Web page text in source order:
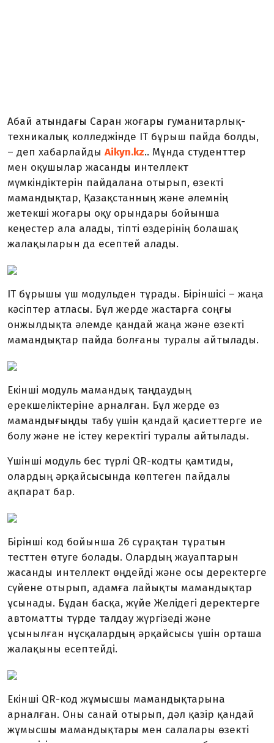
Абай атындағы Саран жоғары гуманитарлық-
техникалық колледжінде IT бұрыш пайда болды,
– деп хабарлайды Aikyn.kz.. Мұнда студенттер
мен оқушылар жасанды интеллект
мүмкіндіктерін пайдалана отырып, өзекті
мамандықтар, Қазақстанның және әлемнің
жетекші жоғары оқу орындары бойынша
кеңестер ала алады, тіпті өздерінің болашақ
жалақыларын да есептей алады.
IT бұрышы үш модульден тұрады. Біріншісі – жаңа
кәсіптер атласы. Бұл жерде жастарға соңғы
онжылдықта әлемде қандай жаңа және өзекті
мамандықтар пайда болғаны туралы айтылады.
Екінші модуль мамандық таңдаудың
ерекшеліктеріне арналған. Бұл жерде өз
мамандығыңды табу үшін қандай қасиеттерге ие
болу және не істеу керектігі туралы айтылады.
Үшінші модуль бес түрлі QR-кодты қамтиды,
олардың әрқайсысында көптеген пайдалы
ақпарат бар.
Бірінші код бойынша 26 сұрақтан тұратын
тесттен өтуге болады. Олардың жауаптарын
жасанды интеллект өңдейді және осы деректерге
сүйене отырып, адамға лайықты мамандықтар
ұсынады. Бұдан басқа, жүйе Желідегі деректерге
автоматты түрде талдау жүргізеді және
ұсынылған нұсқалардың әрқайсысы үшін орташа
жалақыны есептейді.
Екінші QR-код жұмысшы мамандықтарына
арналған. Оны санай отырып, дәл қазір қандай
жұмысшы мамандықтары мен салалары өзекті